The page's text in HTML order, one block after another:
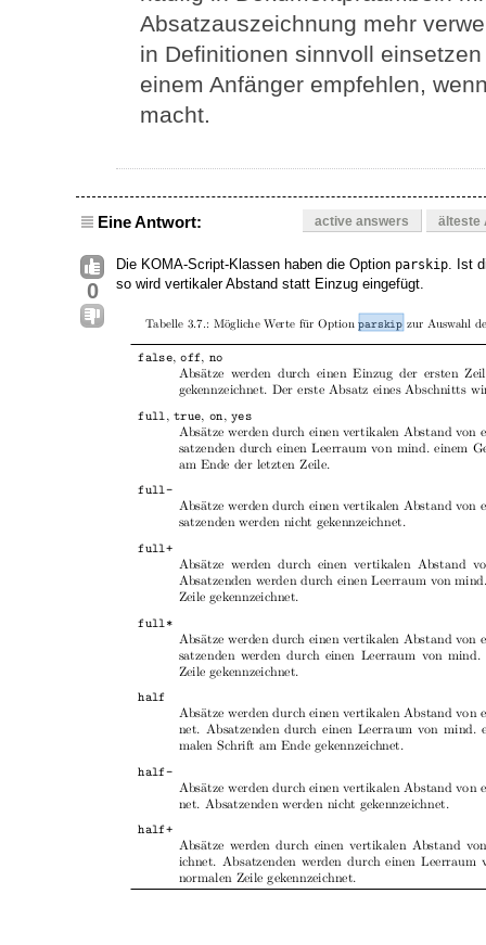
Absatzauszeichnung mehr
in Definitionen sinnvoll
einem Anfänger empfehlen,
macht.
Eine Antwort: active answers älteste
0
Die KOMA-Script-Klassen haben die Option parskip. Ist
so wird vertikaler Abstand statt Einzug eingefügt.